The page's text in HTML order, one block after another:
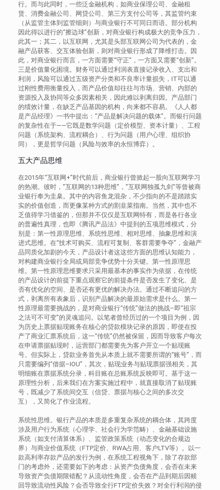
行。而与此同时，一些泛金融机构，如商业保理公司、金融租
赁、消费金融公司、网贷公司、第三方支付公司等，其监管约束
（从监管主体到监管细则）与商业银行不可同日而语。部分机构
因此得以进行的“擦边球”创新，对商业银行构成极大的竞争压力，
此其一；其二，以互联网，尤其是头部互联网公司为代表的，金
融产品获客、交互体验创新，则对商业银行形成了降维打击。因
此，对商业银行而言，一方面需要“守正”，一方面又需要“创新”。
三是价值量化困境。财务可以通过利润表直接记录收入、支出和
利润，风险可以通过五级资产分类和不良率计量损失，IT可以通
过刚性费用衡量投入，而产品价值却往往与市场、营销、内部的
资源投入及协同等众多因素相关，因此难以剥离归因。产品部门
的绩效计量，在缺乏产品基因的机构，向来都不容易。《人人都
是产品经理》一书中提出：“产品是解决问题的载体”。而银行问题
的复杂性在于——它既是数学问题（定价模型、资本计量）、工程
问题（系统架构、流程耦合）、行为问题（用户心理、组织协
同），更是哲学问题（风险与效率的永恒博弈）。
五大产品思维
在2015年“互联网+”时代前后，商业银行曾掀起一股向互联网学习
的热潮。彼时，”互联网的13种思维”，”互联网独孤九剑”等曾被商
业银行奉为圭臬。其中的内容鱼龙混杂，不少指向的不是踏踏实
实的价值创造，而更像某种方式的割韭菜指南。当然，其中也不
乏值得学习借鉴的，但那并不仅仅是互联网特有，而是各行各业
的普遍性真理，也即《腾讯产品法》中提到的五项思维模式，分
别是：第一性原理思维、系统性思维、相对思维、抽象思维和演
进式思维。在“技术可购买、流程可复制、客群需要争夺”，金融产
品同质化加剧的今天，产品设计者这这些方面的思维认知能力，
对构建商业银行全局或局部竞争优势十分关键。第一性原理思
维。第一性原理思维要求只采用最基本的事实作为依据，在传统
的产品设计的前提下重点观察它的前提条件是否发生了变化、是
否有优化的空间、是否还有更优的解决办法。通过不断追问的方
式，剥离所有表象后，识别产品解决的最原始需求是什么。第一
性原理最需要挑战的，是对商业银行“传统”做法的挑战–即“祖宗
之法可不可变”的灵魂追问。以笔者曾经历过的一个项目为例，因
为历史上票据贴现账务在核心的贷款模块记录的原因，即使在投
产了商业汇票系统后，这一“传统”仍然被保留，因而导致客户每次
在申请票据贴现时，运营部门都需要先为客户开立一个贴现账
号。但实际上，贷款业务首先从本质上就不需要所谓的“账号”，而
只需要编列“借据–IOU”，其次，贴现业务与贴现票据强相关，其
明细账在票据系统分录，科目账在总账系统反映即可。基于这一
原理性分析，后来我们在方案实施过程中，就直接取消了贴现账
号，既减少了系统间交互（信贷、票据与核心之间的多次交
互），又简化了作业流程。
系统性思维。银行产品的本质是多重复杂系统的耦合体，其跨度
涉及用户行为系统（心理学、社会行为学范畴）、金融基础设施
系统（如支付清算体系）、监管政策系统（动态变化的合规边
界）与商业价值系统（FTP定价、RWA占用、客户LTV等）。以一
款高利率存款产品的发行为例，在系统工程视角下，除了存款部
门的考虑外，还需要如下的考虑：从资产负债角度，会否在未来
导致资产负债期限错配？从流动性角度，会否在产品到期后因赎
回导致流动性风险？会否导致全行FTP定价失效？对全行利润的侵